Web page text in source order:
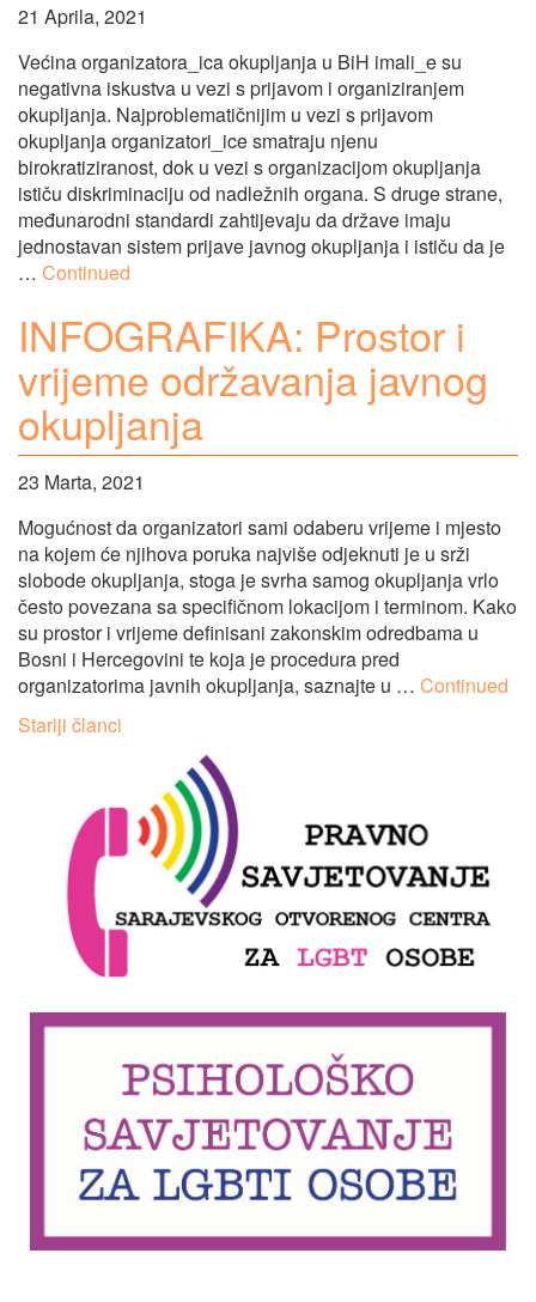
21 Aprila, 2021
Većina organizatora_ica okupljanja u BiH imali_e su
negativna iskustva u vezi s prijavom i organiziranjem
okupljanja. Najproblematičnijim u vezi s prijavom
okupljanja organizatori_ice smatraju njenu
birokratiziranost, dok u vezi s organizacijom okupljanja
ističu diskriminaciju od nadležnih organa. S druge strane,
međunarodni standardi zahtijevaju da države imaju
jednostavan sistem prijave javnog okupljanja i ističu da je
… Continued
INFOGRAFIKA: Prostor i
vrijeme održavanja javnog
okupljanja
23 Marta, 2021
Mogućnost da organizatori sami odaberu vrijeme i mjesto
na kojem će njihova poruka najviše odjeknuti je u srži
slobode okupljanja, stoga je svrha samog okupljanja vrlo
često povezana sa specifičnom lokacijom i terminom. Kako
su prostor i vrijeme definisani zakonskim odredbama u
Bosni i Hercegovini te koja je procedura pred
organizatorima javnih okupljanja, saznajte u … Continued
Navigacija
člancima
Stariji članci